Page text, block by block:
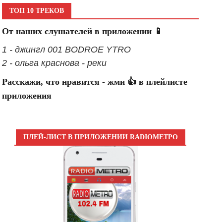
ТОП 10 ТРЕКОВ
От наших слушателей в приложении 📱
1 - джингл 001 BODROE YTRO
2 - ольга краснова - реки
Расскажи, что нравится - жми 👍 в плейлисте
приложения
ПЛЕЙ-ЛИСТ В ПРИЛОЖЕНИИ RADIOМЕТРО